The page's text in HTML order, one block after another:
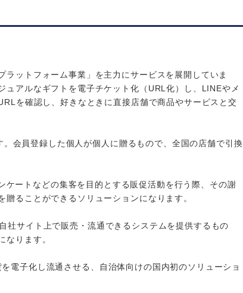
ットフォーム事業」を主力にサービスを展開していま
アルなギフトを電子チケット化（URL化）し、LINEやメ
を確認し、好きなときに直接店舗で商品やサービスと交
会員登録した個人が個人に贈るもので、全国の店舗で引換
ートなどの集客を目的とする販促活動を行う際、その謝
ることができるソリューションになります。
サイト上で販売・流通できるシステムを提供するもの
なります。
子化し流通させる、自治体向けの国内初のソリューショ